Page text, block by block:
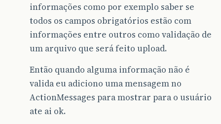
informações como por exemplo saber se
todos os campos obrigatórios estão com
informações entre outros como validação de
um arquivo que será feito upload.
Então quando alguma informação não é
valida eu adiciono uma mensagem no
ActionMessages para mostrar para o usuário
ate ai ok.